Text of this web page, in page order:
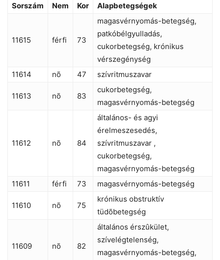
Sorszám Nem Kor Alapbetegségek
11615 férfi 73
magasvérnyomás-betegség,
patkóbélgyulladás,
cukorbetegség, krónikus
vérszegénység
11614
nõ 47 szívritmuszavar
11613 nõ 83
cukorbetegség,
magasvérnyomás-betegség
11612 nõ 84
általános- és agyi
érelmeszesedés,
szívritmuszavar ,
cukorbetegség,
magasvérnyomás-betegség
11611
férfi 73 magasvérnyomás-betegség
11610 nõ 75
krónikus obstruktív
tüdõbetegség
11609 nõ 82
általános érszûkület,
szívelégtelenség,
magasvérnyomás-betegség,